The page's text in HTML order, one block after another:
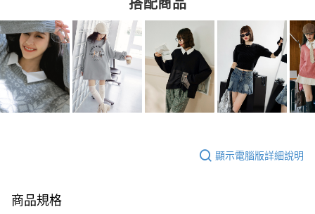
搭配商品
顯示電腦版詳細說明
商品規格